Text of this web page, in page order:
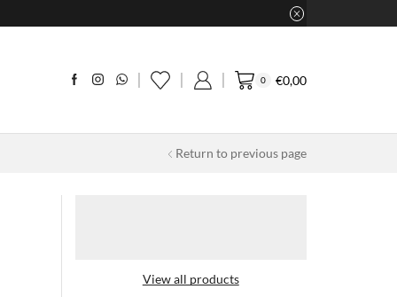
0 €0,00
Return to previous page
View all products